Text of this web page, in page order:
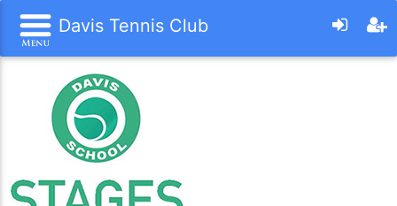
Davis Tennis Club